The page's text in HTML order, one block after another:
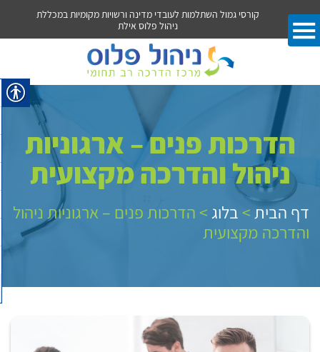
פלוס אילת
קורסי גמול השתלמות לעובדי מדינה ורשויות מקומיות במכללת
ניהול פלוס אילת
הדרכות פנים – ארגוניות
ניהול והדרכה מקצועית
דף הבית> בלוג > הדרכות פנים – ארגוניות ניהול
והדרכה מקצועית